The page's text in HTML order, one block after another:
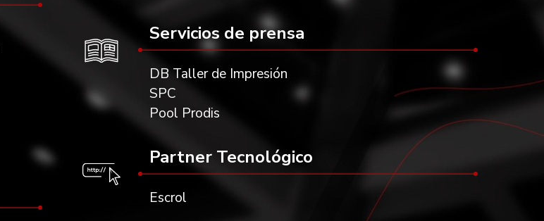
Servicios de prensa
DB Taller de Impresión
SPC
Pool Prodis
Partner Tecnológico
Escrol